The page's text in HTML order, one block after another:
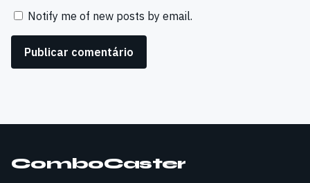
Notify me of new posts by email.
ComboCaster